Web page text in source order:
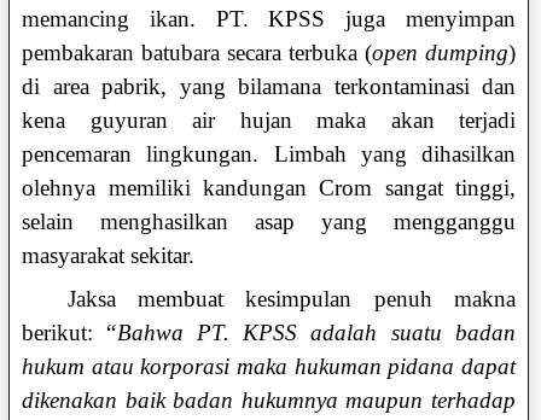
memancing ikan. PT. KPSS juga menyimpan
pembakaran batubara secara terbuka (open dumping)
di area pabrik, yang bilamana terkontaminasi dan
kena guyuran air hujan maka akan terjadi
pencemaran lingkungan. Limbah yang dihasilkan
olehnya memiliki kandungan Crom sangat tinggi,
selain menghasilkan asap yang mengganggu
masyarakat sekitar.
Jaksa membuat kesimpulan penuh makna
berikut: “Bahwa PT. KPSS adalah suatu badan
hukum atau korporasi maka hukuman pidana dapat
dikenakan baik badan hukumnya maupun terhadap